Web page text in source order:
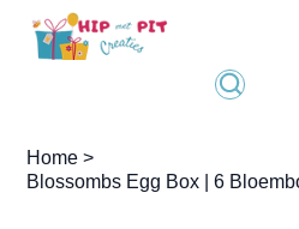
Home >